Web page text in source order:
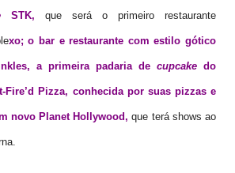
STK, que será o primeiro restaurante
xo;o bar e restaurante com estilo gótico
a primeira padaria de cupcake do
Fire’d Pizza, conhecida por suas pizzas e
novo Planet Hollywood,que terá shows ao